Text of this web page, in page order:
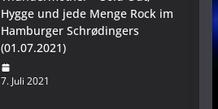
Hygge und jede Menge Rock im
Hamburger Schrødingers
(01.07.2021)
7. Juli 2021